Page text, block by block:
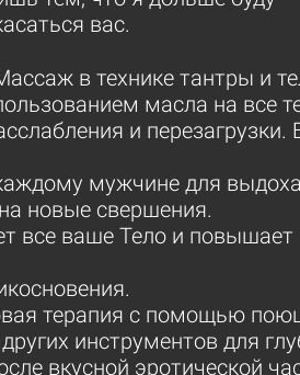
вас.
в технике тантры и
масла на все
и перезагрузки.
мужчине для
новые свершения.
все ваше Тело и повышает
терапия с помощью
инструментов для
вкусной эротической